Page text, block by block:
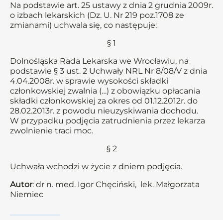
Na podstawie art. 25 ustawy z dnia 2 grudnia 2009r.
o izbach lekarskich (Dz. U. Nr 219 poz.1708 ze
zmianami) uchwala się, co następuje:
§ 1
Dolnośląska Rada Lekarska we Wrocławiu, na
podstawie § 3 ust. 2 Uchwały NRL Nr 8/08/V z dnia
4.04.2008r. w sprawie wysokości składki
członkowskiej zwalnia (…) z obowiązku opłacania
składki członkowskiej za okres od 01.12.2012r. do
28.02.2013r. z powodu nieuzyskiwania dochodu.
W przypadku podjęcia zatrudnienia przez lekarza
zwolnienie traci moc.
§ 2
Uchwała wchodzi w życie z dniem podjęcia.
Autor: dr n. med. Igor Chęciński, lek. Małgorzata
Niemiec